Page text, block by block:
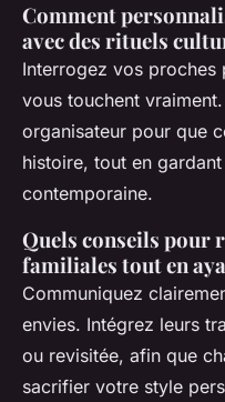
Comment
avec des rituels
Interrogez vos proches
vous touchent
organisateur pour que
histoire, tout en
contemporaine.
Quels conseils pour
familiales tout en
Communiquez
envies. Intégrez leurs
ou revisitée, afin que
sacrifier votre style